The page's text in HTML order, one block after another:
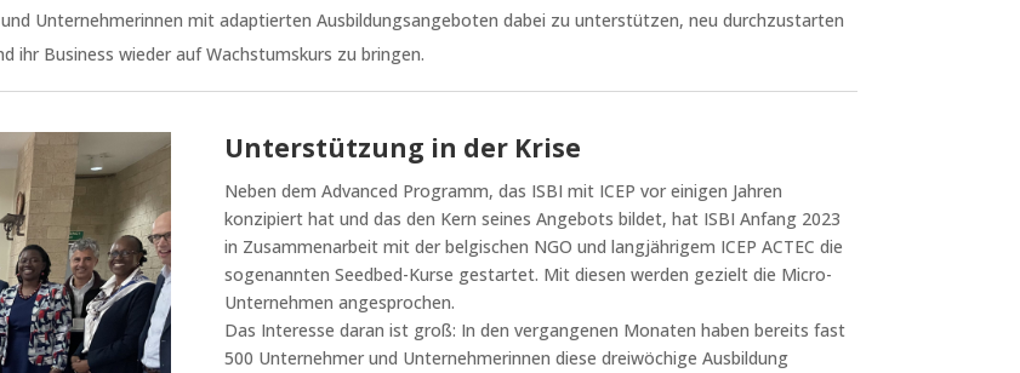
Unternehmerinnen mit adaptierten Ausbildungsangeboten dabei zu unterstützen, neu durchzustarten
ihr Business wieder auf Wachstumskurs zu bringen.
Unterstützung in der Krise
Neben dem Advanced Programm, das ISBI mit ICEP vor einigen Jahren
konzipiert hat und das den Kern seines Angebots bildet, hat ISBI Anfang 2023
in Zusammenarbeit mit der belgischen NGO und langjährigem ICEP ACTEC die
sogenannten Seedbed-Kurse gestartet. Mit diesen werden gezielt die Micro-
Unternehmen angesprochen.
Das Interesse daran ist groß: In den vergangenen Monaten haben bereits fast
500 Unternehmer und Unternehmerinnen diese dreiwöchige Ausbildung